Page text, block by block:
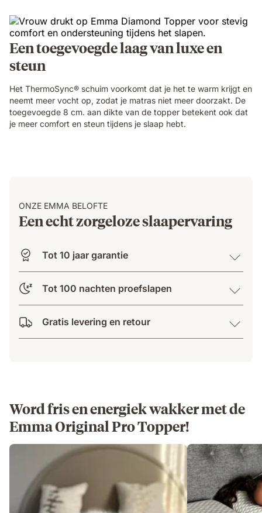
Een toegevoegde laag van luxe en
steun
Het ThermoSync® schuim voorkomt dat je het te warm krijgt en
neemt meer vocht op, zodat je matras niet meer doorzakt. De
toegevoegde 8 cm. aan dikte van de topper betekent ook dat
je meer comfort en steun tijdens je slaap hebt.
ONZE EMMA BELOFTE
Een echt zorgeloze slaapervaring
Tot 10 jaar garantie
Tot 100 nachten proefslapen
Gratis levering en retour
Word fris en energiek wakker met de
Emma Original Pro Topper!